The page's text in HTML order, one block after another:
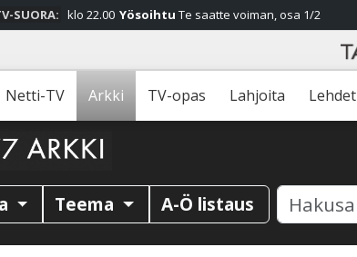
SUORA: klo 22.00 Yösoihtu Te saatte voiman, osa 1/2
Netti-TV Arkki TV-opas Lahjoita Lehdet
Teema A-Ö listaus